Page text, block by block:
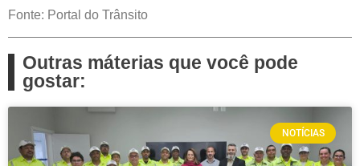
Fonte: Portal do Trânsito
Outras máterias que você pode
gostar:
NOTÍCIAS